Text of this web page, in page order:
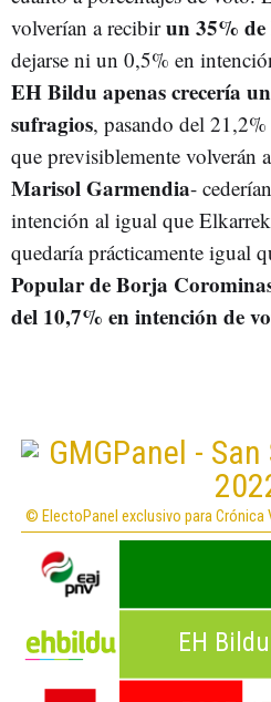
volverían a recibirun 35% de
dejarse ni un 0,5% en
EH Bildu apenas crecería
sufragios, pasando del
que previsiblemente volverán
Marisol Garmendia-
intención al igual que
quedaría prácticamente igual
Popular de Borja
del 10,7% en intención de